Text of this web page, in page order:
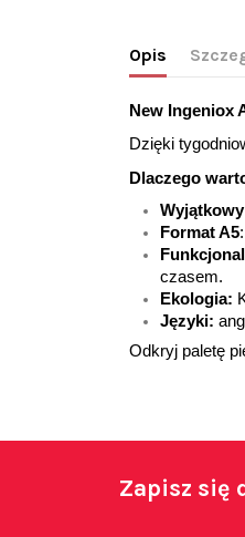
Opis
New Ingeniox
Dzięki
Dlaczego
Format A5:
czasem.
Ekologia:
Języki:
Odkryj paletę
Zapisz się